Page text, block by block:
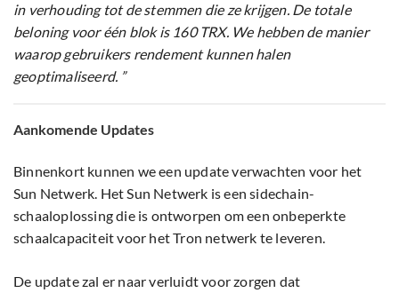
in verhouding tot de stemmen die ze krijgen. De totale
beloning voor één blok is 160 TRX. We hebben de manier
waarop gebruikers rendement kunnen halen
geoptimaliseerd. ”
Aankomende Updates
Binnenkort kunnen we een update verwachten voor het
Sun Netwerk. Het Sun Netwerk is een sidechain-
schaaloplossing die is ontworpen om een onbeperkte
schaalcapaciteit voor het Tron netwerk te leveren.
De update zal er naar verluidt voor zorgen dat